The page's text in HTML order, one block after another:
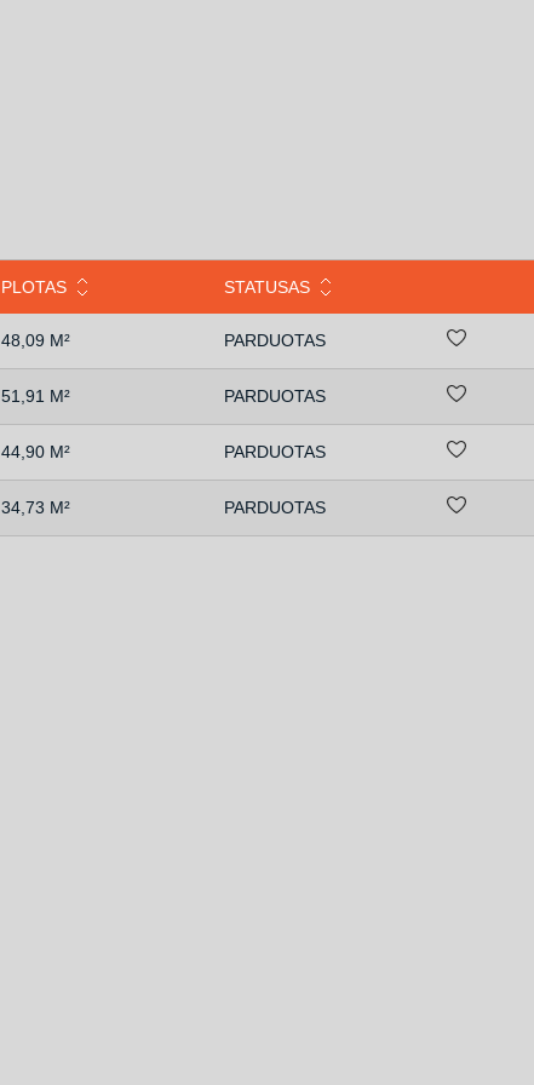
PLOTAS STATUSAS
48,09 M² PARDUOTAS
51,91 M² PARDUOTAS
44,90 M² PARDUOTAS
34,73 M² PARDUOTAS